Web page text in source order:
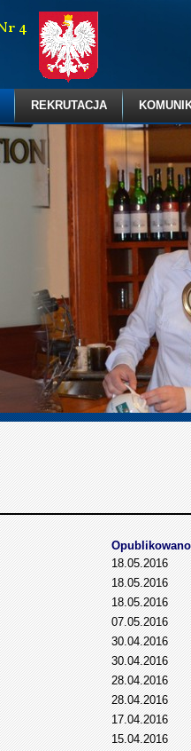
REKRUTACJA
Opublikowano
18.05.2016
18.05.2016
18.05.2016
07.05.2016
30.04.2016
30.04.2016
28.04.2016
28.04.2016
17.04.2016
15.04.2016